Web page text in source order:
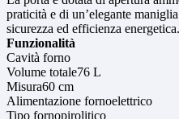
praticità e di un’elegante
sicurezza ed efficienza
Funzionalità
Cavità forno
Volume totale76 L
Misura60 cm
Alimentazione fornoelettrico
Tipo fornopirolitico